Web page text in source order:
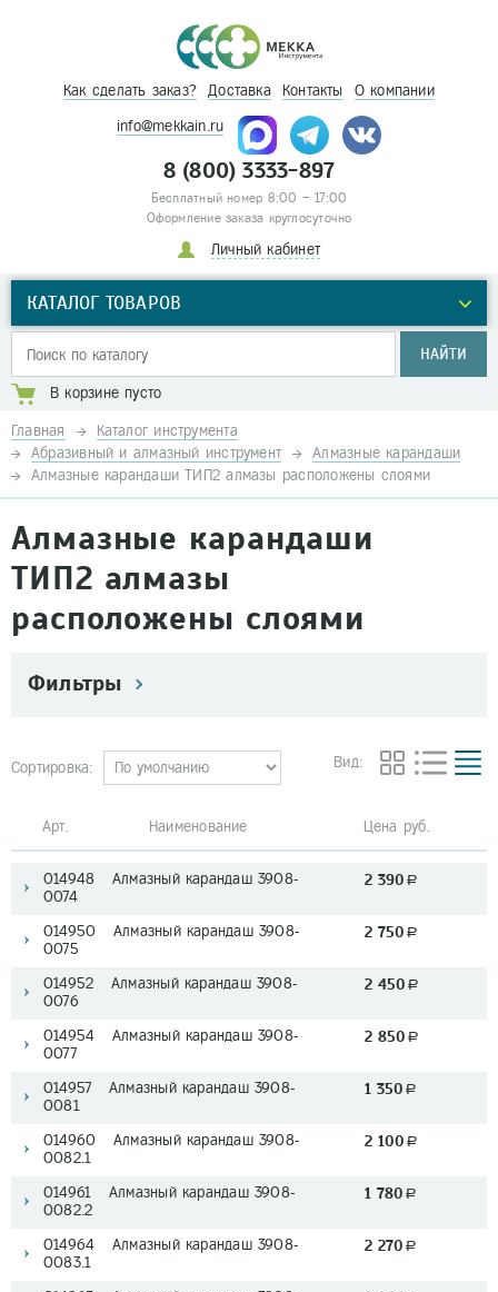
Как сделать заказ? Доставка Контакты О компании
info@mekkain.ru
8 (800) 3333-897
Бесплатный номер 8:00 – 17:00
Оформление заказа круглосуточно
Личный кабинет
КАТАЛОГ ТОВАРОВ
НАЙТИ
В корзине пусто
Главная
Каталог инструмента
Абразивный и алмазный инструмент
Алмазные карандаши
Алмазные карандаши ТИП2 алмазы расположены слоями
Алмазные карандаши
ТИП2 алмазы
расположены слоями
Фильтры
Сортировка: Вид:
Арт. Наименование Цена руб.
014948 Алмазный карандаш 3908-
0074
2 390 a
014950 Алмазный карандаш 3908-
0075
2 750 a
014952 Алмазный карандаш 3908-
0076
2 450 a
014954 Алмазный карандаш 3908-
0077
2 850 a
014957 Алмазный карандаш 3908-
0081
1 350 a
014960 Алмазный карандаш 3908-
0082.1
2 100 a
014961 Алмазный карандаш 3908-
0082.2
1 780 a
014964 Алмазный карандаш 3908-
0083.1
2 270 a